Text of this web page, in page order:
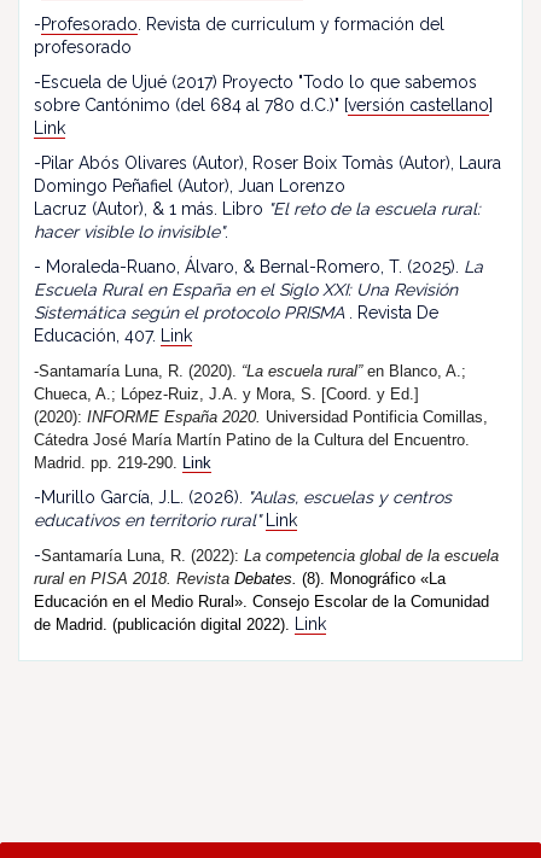
-Profesorado . Revista de curriculum y formación del
profesorado
-Escuela de Ujué (2017) Proyecto "Todo lo que sabemos
sobre Cantónimo (del 684 al 780 d.C.)" [versión castellano]
Link
-Pilar Abós Olivares (Autor), Roser Boix Tomàs (Autor), Laura
Domingo Peñafiel (Autor), Juan Lorenzo
Lacruz (Autor), & 1 más. Libro "El reto de la escuela rural:
hacer visible lo invisible".
- Moraleda-Ruano, Álvaro, & Bernal-Romero, T. (2025). La
Escuela Rural en España en el Siglo XXI: Una Revisión
Sistemática según el protocolo PRISMA . Revista De
Educación, 407.
Link
-Santamaría Luna, R. (2020). “La escuela rural”en Blanco, A.;
Chueca, A.; López-Ruiz, J.A. y Mora, S. [Coord. y Ed.]
(2020): INFORME España 2020. Universidad Pontificia Comillas,
Cátedra José María Martín Patino de la Cultura del Encuentro.
Madrid. pp. 219-290. Link
-Murillo García, J.L. (2026).
"Aulas, escuelas y centros
educativos en territorio rural"
Link
-Santamaría Luna, R. (2022): La competencia global de la escuela
rural en PISA 2018. Revista Debates. (8). Monográfico «La
Educación en el Medio Rural». Consejo Escolar de la Comunidad
de Madrid. (publicación digital 2022).
Link